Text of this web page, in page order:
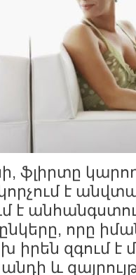
ֆլիրտը
է
է
որը
իրեն զգում է
և